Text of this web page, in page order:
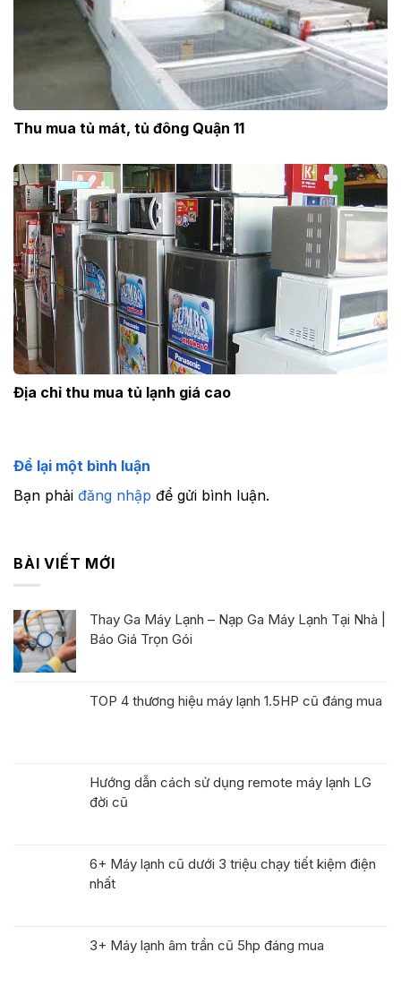
Thu mua tủ mát, tủ đông Quận 11
Địa chỉ thu mua tủ lạnh giá cao
Để lại một bình luận
Bạn phải đăng nhập để gửi bình luận.
BÀI VIẾT MỚI
Thay Ga Máy Lạnh – Nạp Ga Máy Lạnh Tại Nhà |
Báo Giá Trọn Gói
TOP 4 thương hiệu máy lạnh 1.5HP cũ đáng mua
Hướng dẫn cách sử dụng remote máy lạnh LG
đời cũ
6+ Máy lạnh cũ dưới 3 triệu chạy tiết kiệm điện
nhất
3+ Máy lạnh âm trần cũ 5hp đáng mua